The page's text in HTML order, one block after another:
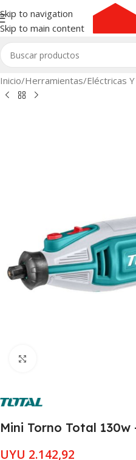
Skip to navigation
Skip to main content
Inicio/Herramientas/Eléctricas
Mini Torno Total 130w
UYU 2.142,92